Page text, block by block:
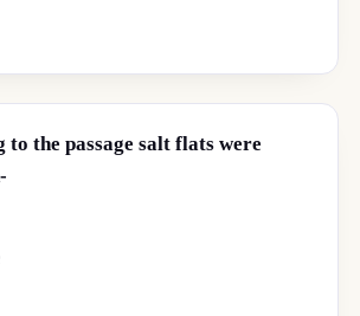
to the passage salt flats were